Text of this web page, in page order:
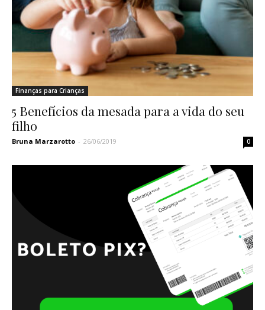
Finanças para Crianças
5 Benefícios da mesada para a vida do seu
filho
Bruna Marzarotto - 26/06/2019 0